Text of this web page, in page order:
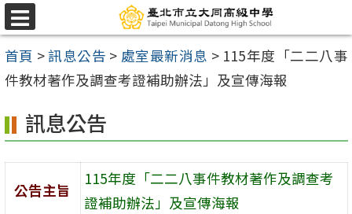
跳
至
主
要
容
區
選
單
首頁 >訊息公告 > 處室最新消息 > 115年度「二二八事
件教材著作及調查考證補助辦法」及宣傳海報
訊息公告
公告主旨
115年度「二二八事件教材著作及調查考
證補助辦法」及宣傳海報